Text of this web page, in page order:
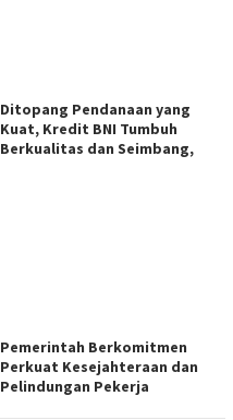
Ditopang Pendanaan yang
Kuat, Kredit BNI Tumbuh
Berkualitas dan Seimbang,
Pemerintah Berkomitmen
Perkuat Kesejahteraan dan
Pelindungan Pekerja